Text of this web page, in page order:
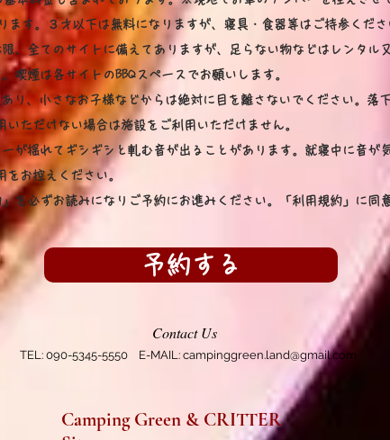
ます。３才以下は無料になりますが、寝具・食器等はご持参くださ
、全てのサイトに備えてありますが、足らない物などはレンタル
喫煙は各サイトのBBQスペースでお願いします。
あり、小さなお子様などからは絶対に目を離さないでください。落
ただけない場合は施設をご利用いただけません。
が揺れてギシギシと軋む音が出ることがあります。就寝中に音が
お控えください。
を必ずお読みになりご予約にお進みください。「利用規約」に同
予約する
Contact Us
TEL: 090-5345-5550 E-MAIL: campinggreen.land@gmail.com
Camping Green & CRITTER